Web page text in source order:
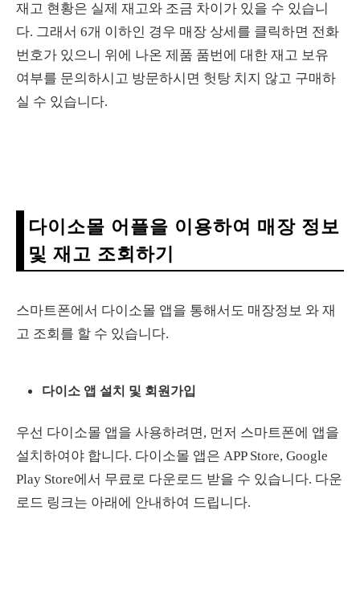
재고 현황은 실제 재고와 조금 차이가 있을 수 있습니
다. 그래서 6개 이하인 경우 매장 상세를 클릭하면 전화
번호가 있으니 위에 나온 제품 품번에 대한 재고 보유
여부를 문의하시고 방문하시면 헛탕 치지 않고 구매하
실 수 있습니다.
다이소몰 어플을 이용하여 매장 정보
및 재고 조회하기
스마트폰에서 다이소몰 앱을 통해서도 매장정보 와 재
고 조회를 할 수 있습니다.
다이소 앱 설치 및 회원가입
우선 다이소몰 앱을 사용하려면, 먼저 스마트폰에 앱을
설치하여야 합니다. 다이소몰 앱은 APP Store, Google
Play Store에서 무료로 다운로드 받을 수 있습니다. 다운
로드 링크는 아래에 안내하여 드립니다.